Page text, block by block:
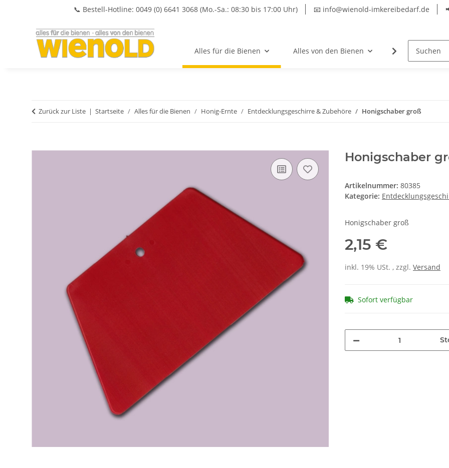
📞 Bestell-Hotline: 0049 (0) 6641 3068 (Mo.-Sa.: 08:30 bis 17:00 Uhr) 📧 info@wienold-imkereibedarf.de
Alles für die Bienen Alles von den Bienen Hersteller
Zurück zur Liste Startseite Alles für die Bienen Honig-Ernte Entdecklungsgeschirre & Zubehöre Honigschaber groß
Honigschaber
Artikelnummer: 80385
Kategorie:
Honigschaber groß
2,15 €
inkl. 19% USt. , zzgl. Versand
Sofort verfügbar